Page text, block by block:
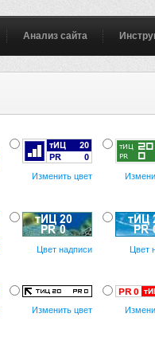
Анализ сайта
Изменить цвет
Цвет надписи Цвет
Изменить цвет